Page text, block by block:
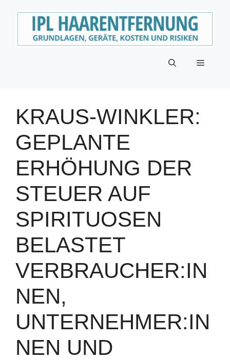
Menü
KRAUS-WINKLER:
GEPLANTE
ERHÖHUNG DER
STEUER AUF
SPIRITUOSEN
BELASTET
VERBRAUCHER:IN
NEN,
UNTERNEHMER:IN
NEN UND